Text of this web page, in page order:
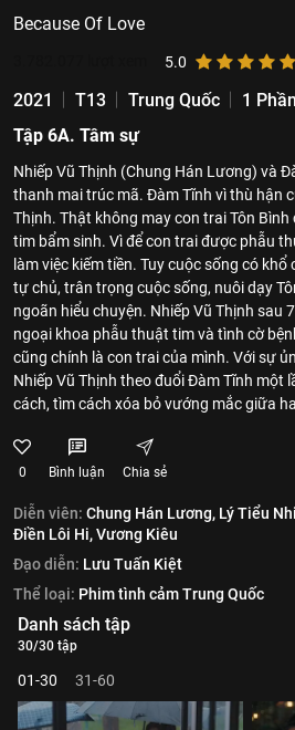
Because Of Love
5.0
2021 T13 Trung Quốc 1 Phần
Tập 6A. Tâm sự
Nhiếp Vũ Thịnh (Chung Hán Lương) và
thanh mai trúc mã. Đàm Tĩnh vì thù hận
Thịnh. Thật không may con trai Tôn
tim bẩm sinh. Vì để con trai được phẫu
làm việc kiếm tiền. Tuy cuộc sống có
tự chủ, trân trọng cuộc sống, nuôi dạy
ngoãn hiểu chuyện. Nhiếp Vũ Thịnh sau
ngoại khoa phẫu thuật tim và tình cờ
cũng chính là con trai của mình. Với sự
Nhiếp Vũ Thịnh theo đuổi Đàm Tĩnh một
cách, tìm cách xóa bỏ vướng mắc giữa
0 Bình luận Chia sẻ
Diễn viên: Chung Hán Lương, Lý Tiểu
Điền Lôi Hi,Vương Kiêu
Đạo diễn: Lưu Tuấn Kiệt
Thể loại: Phim tình cảm Trung Quốc
Danh sách tập
30/30 tập
01-30 31-60